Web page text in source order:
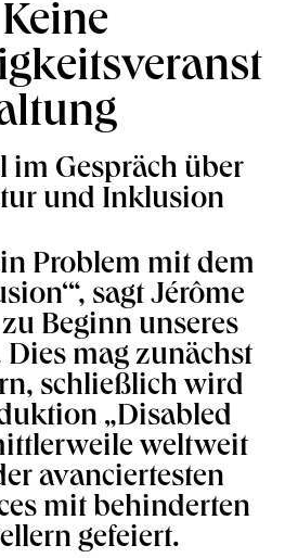
Keine
im Gespräch über
und Inklusion
Problem mit dem
sagt Jérôme
Beginn unseres
Dies mag zunächst
schließlich wird
„Disabled
weltweit
avanciertesten
mit behinderten
gefeiert.